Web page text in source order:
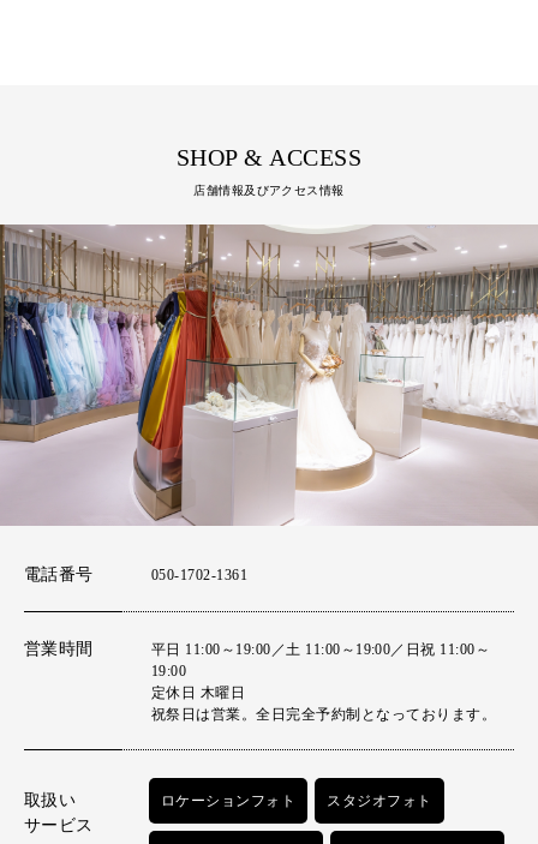
SHOP & ACCESS
店舗情報及びアクセス情報
電話番号 050-1702-1361
営業時間
平日 11:00～19:00／土 11:00～19:00／日祝 11:00～
19:00
定休日 木曜日
祝祭日は営業。全日完全予約制となっております。
取扱い
サービス
ロケーションフォト スタジオフォト